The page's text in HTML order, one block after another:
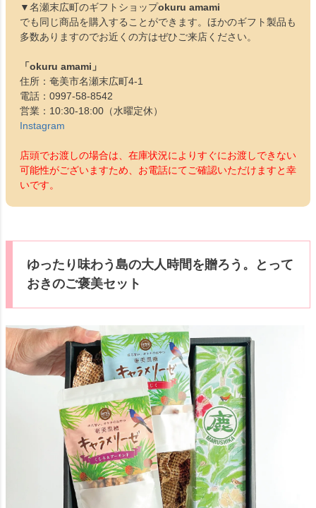
▼名瀬末広町のギフトショップokuru amami
でも同じ商品を購入することができます。ほかのギフト製品も
多数ありますのでお近くの方はぜひご来店ください。
「okuru amami」
住所：奄美市名瀬末広町4-1
電話：0997-58-8542
営業：10:30-18:00（水曜定休）
Instagram
店頭でお渡しの場合は、在庫状況によりすぐにお渡しできない
可能性がございますため、お電話にてご確認いただけますと幸
いです。
ゆったり味わう島の大人時間を贈ろう。とって
おきのご褒美セット